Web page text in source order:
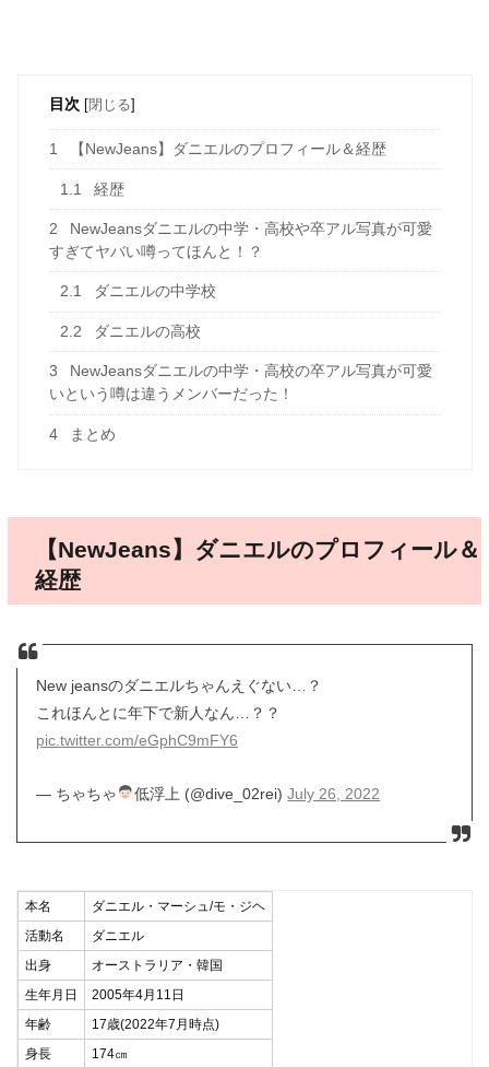
目次 [閉じる]
1 【NewJeans】ダニエルのプロフィール＆経歴
1.1 経歴
2
NewJeansダニエルの中学・高校や卒アル写真が可愛
すぎてヤバい噂ってほんと！？
2.1 ダニエルの中学校
2.2 ダニエルの高校
3
NewJeansダニエルの中学・高校の卒アル写真が可愛
いという噂は違うメンバーだった！
4 まとめ
【NewJeans】ダニエルのプロフィール＆
経歴
New jeansのダニエルちゃんえぐない…？
これほんとに年下で新人なん…？？
pic.twitter.com/eGphC9mFY6
— ちゃちゃ 低浮上 (@dive_02rei)July 26, 2022
本名
ダニエル・マーシュ/モ・ジヘ
活動名
ダニエル
出身
オーストラリア・韓国
生年月日
2005年4月11日
年齢
17歳(2022年7月時点)
身長
174㎝